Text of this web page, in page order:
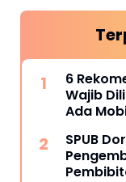
6
Wajib
Ada
SPUB